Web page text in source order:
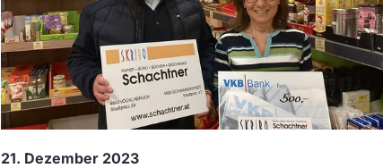
21. Dezember 2023